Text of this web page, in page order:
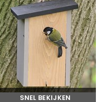
SNEL BEKIJKEN